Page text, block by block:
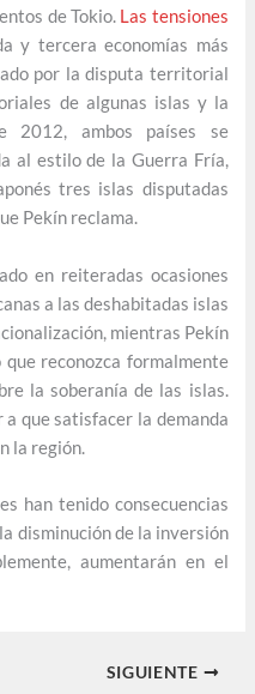
de Tokio. Las tensiones
y tercera economías más
por la disputa territorial
de algunas islas y la
2012, ambos países se
al estilo de la Guerra Fría,
tres islas disputadas
Pekín reclama.
en reiteradas ocasiones
a las deshabitadas islas
mientras Pekín
que reconozca formalmente
la soberanía de las islas.
que satisfacer la demanda
la región.
han tenido consecuencias
disminución de la inversión
aumentarán en el
SIGUIENTE